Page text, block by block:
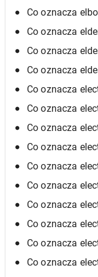
Co oznacza
Co oznacza
Co oznacza
Co oznacza
Co oznacza
Co oznacza
Co oznacza
Co oznacza
Co oznacza
Co oznacza
Co oznacza
Co oznacza
Co oznacza
Co oznacza